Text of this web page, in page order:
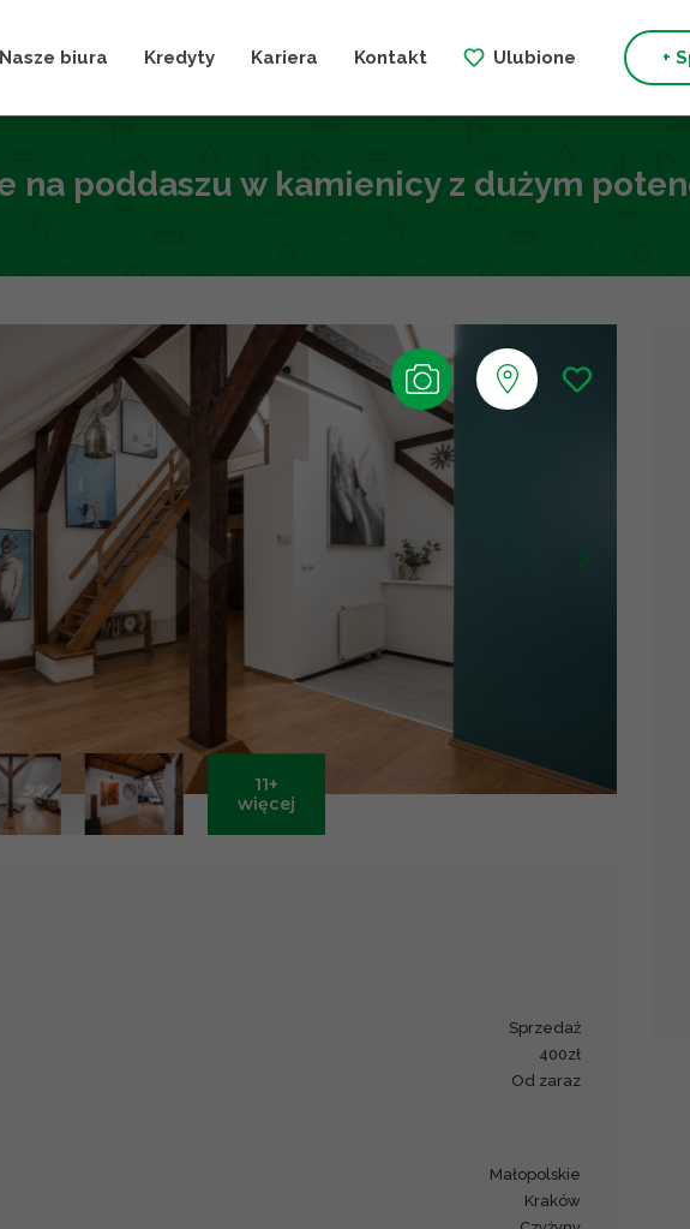
Nasze biura Kredyty Kariera Kontakt Ulubione +
na poddaszu w kamienicy z dużym
11+
więcej
CARTO
sprzedaż
400zł
od zaraz
małopolskie
Kraków